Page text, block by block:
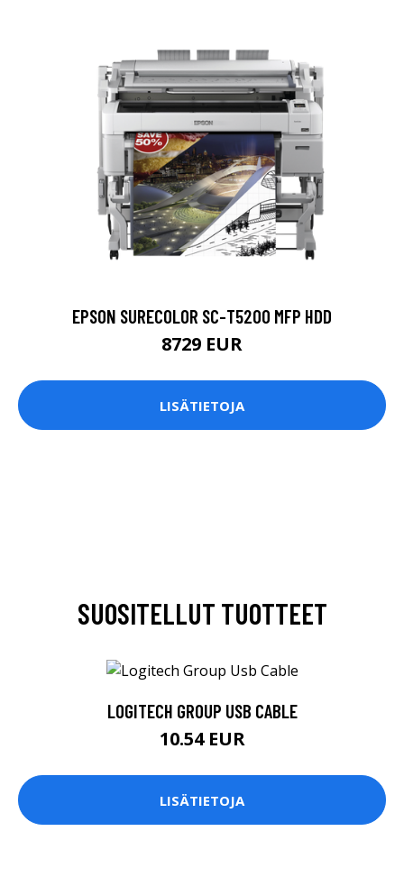
EPSON SURECOLOR SC-T5200 MFP HDD
8729 EUR
LISÄTIETOJA
SUOSITELLUT TUOTTEET
LOGITECH GROUP USB CABLE
10.54 EUR
LISÄTIETOJA